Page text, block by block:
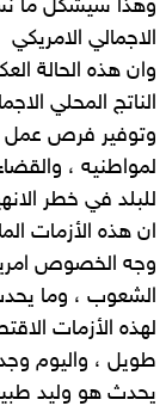
الاجمالي الامريكي
وان هذه الحالة
الناتج المحلي
وتوفير فرص عمل
لمواطنيه ،
للبلد في خطر
ان هذه الأزمات
وجه الخصوص
الشعوب ، وما
لهذه الأزمات
طويل ، واليوم
يحدث هو وليد